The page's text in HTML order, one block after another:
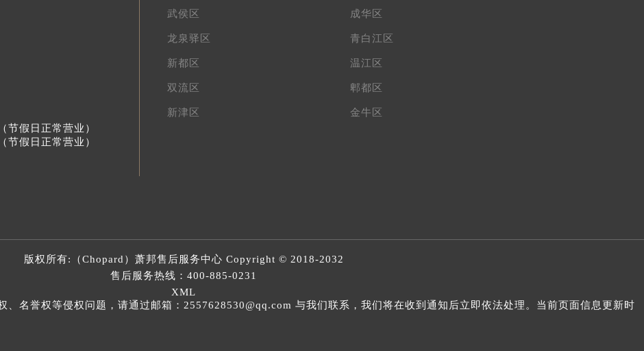
节假日正常营业）
节假日正常营业）
武侯区 成华区
龙泉驿区 青白江区
新都区 温江区
双流区 郫都区
新津区 金牛区
版权所有:（Chopard） 萧邦售后服务中心 Copyright © 2018-2032
售后服务热线： 400-885-0231
XML
名誉权等侵权问题，请通过邮箱：2557628530@qq.com 与我们联系，我们将在收到通知后立即依法处理。当前页面信息更新时